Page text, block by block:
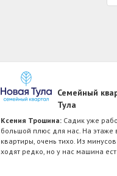
Семейный
Тула
Ксения Трошина: Садик уже
большой плюс для нас. На этаже
квартиры, очень тихо. Из
ходят редко, но у нас машина